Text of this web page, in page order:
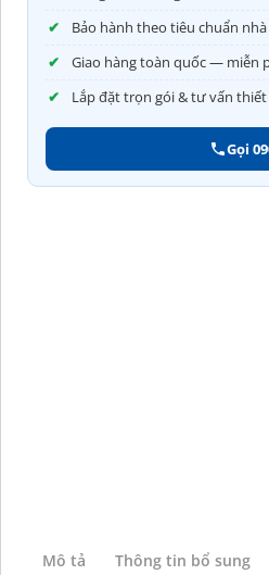
Bảo hành theo tiêu chuẩn
Giao hàng toàn quốc — miễn
Lắp đặt trọn gói & tư vấn
Gọi
Mô tả Thông tin bổ sung